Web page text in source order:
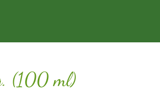
(100 ml)